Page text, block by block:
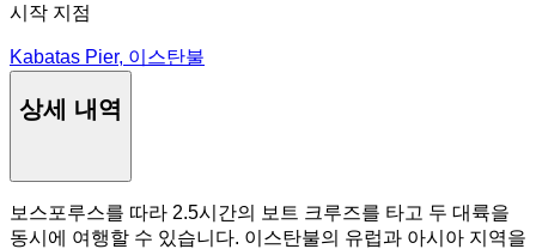
시작 지점
Kabatas Pier, 이스탄불
상세 내역
보스포루스를 따라 2.5시간의 보트 크루즈를 타고 두 대륙을
동시에 여행할 수 있습니다. 이스탄불의 유럽과 아시아 지역을